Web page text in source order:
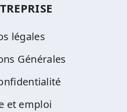
légales
Générales
et emploi